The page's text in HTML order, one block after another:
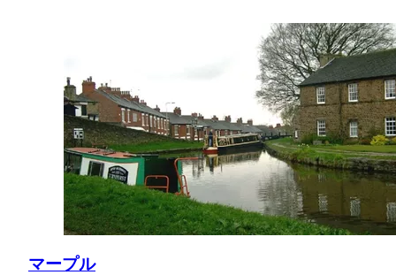
マープル